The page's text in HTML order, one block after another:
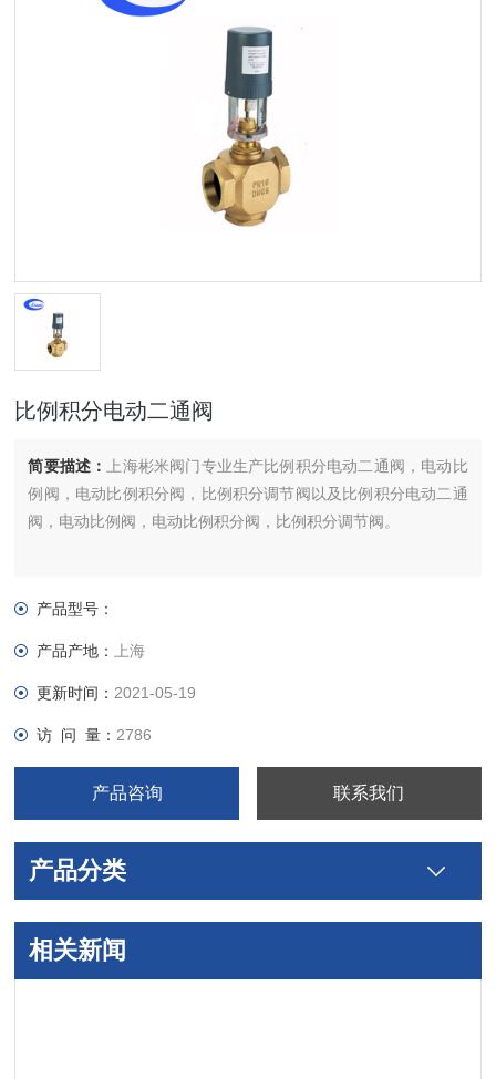
比例积分电动二通阀
简要描述：
上海彬米阀门专业生产比例积分电动二通阀，电动比
例阀，电动比例积分阀，比例积分调节阀以及比例积分电动二通
阀，电动比例阀，电动比例积分阀，比例积分调节阀。
产品型号：
产品产地： 上海
更新时间： 2021-05-19
访 问 量： 2786
产品咨询 联系我们
产品分类
相关新闻